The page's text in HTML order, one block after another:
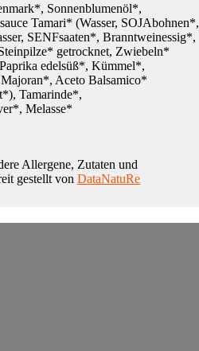
Sonnenblumenöl*,
Tamari* (Wasser, SOJAbohnen*,
SENFsaaten*, Branntweinessig*,
getrocknet, Zwiebeln*
edelsüß*, Kümmel*,
Aceto Balsamico*
Tamarinde*,
Melasse*
Allergene, Zutaten und
gestellt von DataNatuRe